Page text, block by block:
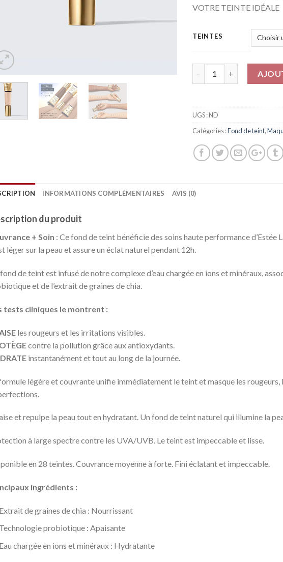
VOTRE TEINTE IDÉALE
TEINTES
UGS :ND
Catégories :Fond de teint,
INFORMATIONS COMPLÉMENTAIRES AVIS (0)
du produit
+ Soin : Ce fond de teint bénéficie des soins haute performance d’Estée
léger sur la peau et assure un éclat naturel pendant 12h.
de teint est infusé de notre complexe d’eau chargée en ions et minéraux,
et de l’extrait de graines de chia.
tests cliniques le montrent :
les rougeurs et les irritations visibles.
contre la pollution grâce aux antioxydants.
instantanément et tout au long de la journée.
légère et couvrante unifie immédiatement le teint et masque les rougeurs,
et repulpe la peau tout en hydratant. Un fond de teint naturel qui illumine la
à large spectre contre les UVA/UVB. Le teint est impeccable et lisse.
en 28 teintes. Couvrance moyenne à forte. Fini éclatant et impeccable.
ingrédients :
Extrait de graines de chia : Nourrissant
Technologie probiotique : Apaisante
Eau chargée en ions et minéraux : Hydratante